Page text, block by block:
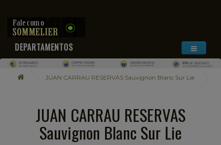
DEPARTAMENTOS
JUAN CARRAU RESERVAS Sauvignon Blanc Sur Lie
JUAN CARRAU RESERVAS
Sauvignon Blanc Sur Lie